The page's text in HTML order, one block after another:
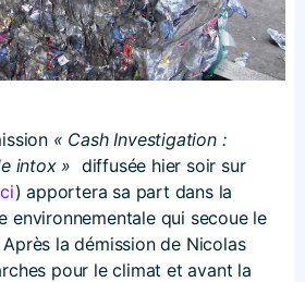
« Cash Investigation :
intox » diffusée hier soir sur
) apportera sa part dans la
environnementale qui secoue le
la démission de Nicolas
pour le climat et avant la